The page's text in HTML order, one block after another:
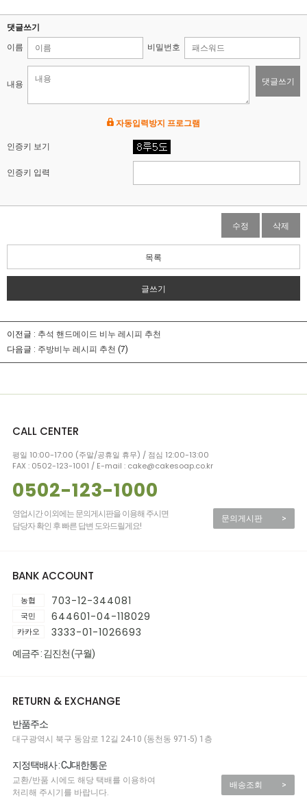
댓글쓰기
이름 비밀번호
내용 댓글쓰기
자동입력방지 프로그램
인증키 보기
인증키 입력
수정 삭제
목록
글쓰기
이전글 : 추석 핸드메이드 비누 레시피 추천
다음글 : 주방비누 레시피 추천 (7)
CALL CENTER
평일 10:00-17:00 (주말/공휴일 휴무) / 점심 12:00-13:00
FAX : 0502-123-1001 / E-mail : cake@cakesoap.co.kr
0502-123-1000
영업시간 이외에는 문의게시판을 이용해 주시면
담당자 확인 후 빠른 답변 도와드릴게요!
문의게시판 >
BANK ACCOUNT
농협 703-12-344081
국민 644601-04-118029
카카오 3333-01-1026693
예금주 : 김진천 (구월)
RETURN & EXCHANGE
반품주소
대구광역시 북구 동암로 12길 24-10 (동천동 971-5) 1층
지정택배사 : CJ대한통운
교환/반품 시에도 해당 택배를 이용하여
처리해 주시기를 바랍니다.
배송조회 >